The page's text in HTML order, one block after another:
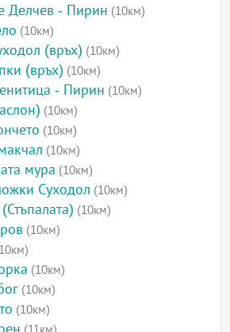
Делчев - Пирин (10км)
(10км)
(връх) (10км)
(връх) (10км)
- Пирин (10км)
(10км)
(10км)
(10км)
мура (10км)
Суходол (10км)
(10км)
(10км)
(10км)
(10км)
(10км)